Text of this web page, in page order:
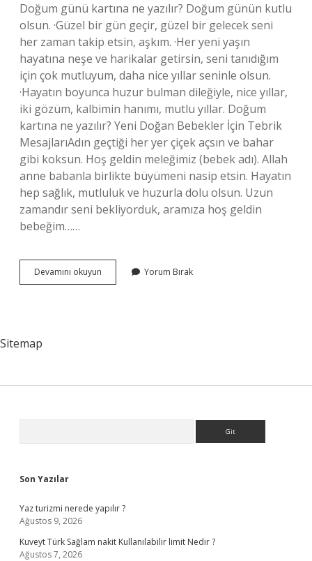
Doğum günü kartına ne yazılır? Doğum günün kutlu
olsun. ·Güzel bir gün geçir, güzel bir gelecek seni
her zaman takip etsin, aşkım. ·Her yeni yaşın
hayatına neşe ve harikalar getirsin, seni tanıdığım
için çok mutluyum, daha nice yıllar seninle olsun.
·Hayatın boyunca huzur bulman dileğiyle, nice yıllar,
iki gözüm, kalbimin hanımı, mutlu yıllar. Doğum
kartına ne yazılır? Yeni Doğan Bebekler İçin Tebrik
MesajlarıAdın geçtiği her yer çiçek açsın ve bahar
gibi koksun. Hoş geldin meleğimiz (bebek adı). Allah
anne babanla birlikte büyümeni nasip etsin. Hayatın
hep sağlık, mutluluk ve huzurla dolu olsun. Uzun
zamandır seni bekliyorduk, aramıza hoş geldin
bebeğim……
Devamını okuyun
Günü
Yorum Bırak
Sitemap
Son Yazılar
Yaz turizmi nerede yapılır ?
Ağustos 9, 2026
Kuveyt Türk Sağlam nakit Kullanılabilir limit Nedir ?
Ağustos 7, 2026